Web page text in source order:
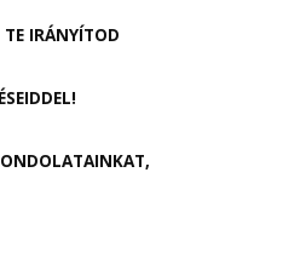
TE IRÁNYÍTOD